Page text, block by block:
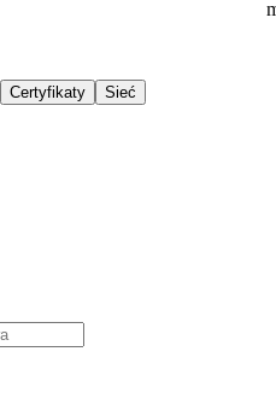
Certyfikaty Sieć